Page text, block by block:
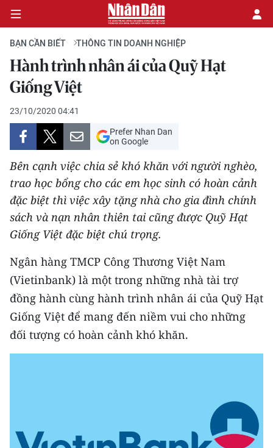
CHÍNH TRỊ
KINH TẾ
VĂN HÓA
XÃ HỘI
PHÁP LUẬT
DU LỊCH
THẾ GIỚI
THỂ THAO
GIÁO DỤC
BẠN ĐỌC
BẠN CẦN BIẾT THÔNG TIN DOANH NGHIỆP
Hành trình nhân ái của Quỹ Hạt
Giống Việt
23/10/2020 04:41
Prefer Nhan Dan
on Google
Bên cạnh việc chia sẻ khó khăn với người nghèo,
trao học bổng cho các em học sinh có hoàn cảnh
đặc biệt thì việc xây tặng nhà cho gia đình chính
sách và nạn nhân thiên tai cũng được Quỹ Hạt
Giống Việt đặc biệt chú trọng.
Ngân hàng TMCP Công Thương Việt Nam
(Vietinbank) là một trong những nhà tài trợ
đồng hành cùng hành trình nhân ái của Quỹ Hạt
Giống Việt để mang đến niềm vui cho những
đối tượng có hoàn cảnh khó khăn.